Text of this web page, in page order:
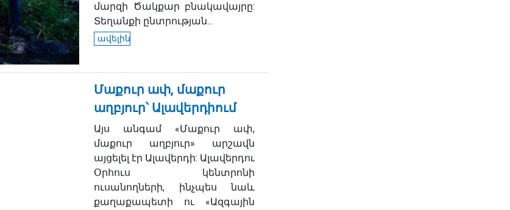
մարզի Ծակքար բնակավայրը:
Տեղանքի ընտրության...
ավելին
Մաքուր ափ, մաքուր
աղբյուր՝ Ալավերդիում
Այս անգամ «Մաքուր ափ,
մաքուր աղբյուր» արշավն
այցելել էր Ալավերդի: Ալավերդու
Օրհուս կենտրոնի
ուսանողների, ինչպես նաև
քաղաքապետի ու «Ազգային